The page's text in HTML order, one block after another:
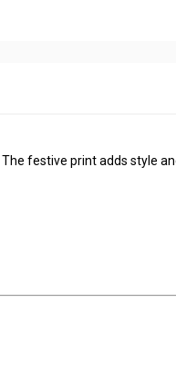
festive print adds style